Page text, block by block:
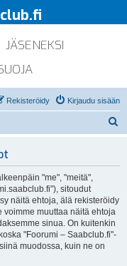
JÄSENEKSI
Kirjaudu sisään
Rekisteröidy
"me", "meitä",
sitoudut
näitä ehtoja, älä rekisteröidy
voimme muuttaa näitä ehtoja
sinua. On kuitenkin
"Foorumi – Saabclub.fi"-
muodossa, kuin ne on